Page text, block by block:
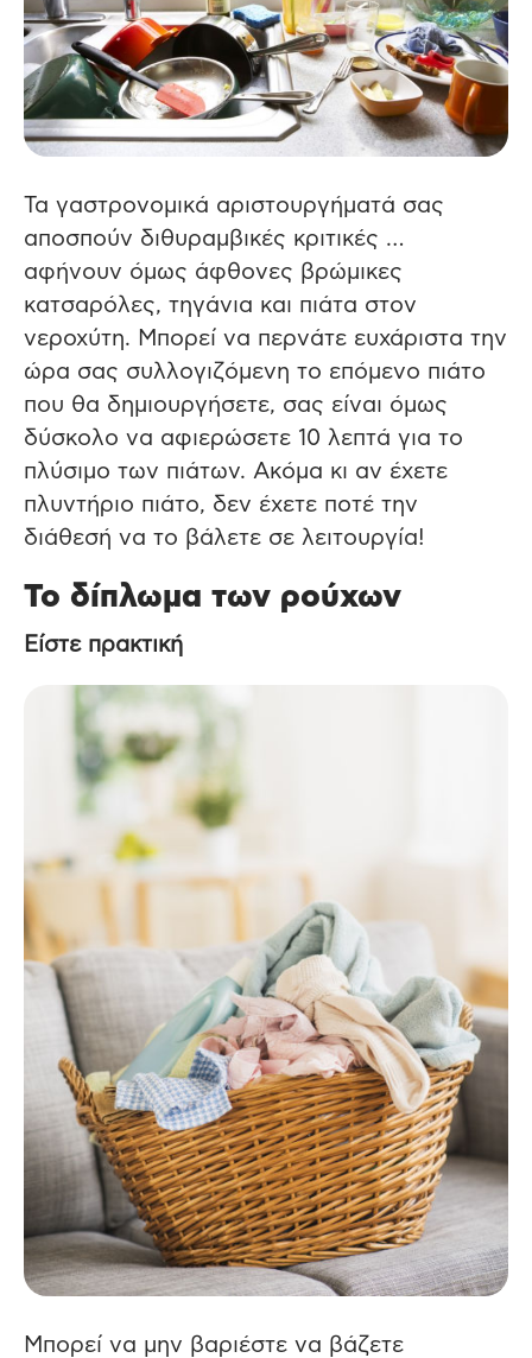
Τα γαστρονομικά αριστουργήματά σας
αποσπούν διθυραμβικές κριτικές …
αφήνουν όμως άφθονες βρώμικες
κατσαρόλες, τηγάνια και πιάτα στον
νεροχύτη. Μπορεί να περνάτε ευχάριστα την
ώρα σας συλλογιζόμενη το επόμενο πιάτο
που θα δημιουργήσετε, σας είναι όμως
δύσκολο να αφιερώσετε 10 λεπτά για το
πλύσιμο των πιάτων. Ακόμα κι αν έχετε
πλυντήριο πιάτο, δεν έχετε ποτέ την
διάθεσή να το βάλετε σε λειτουργία!
Το δίπλωμα των ρούχων
Είστε πρακτική
Μπορεί να μην βαριέστε να βάζετε